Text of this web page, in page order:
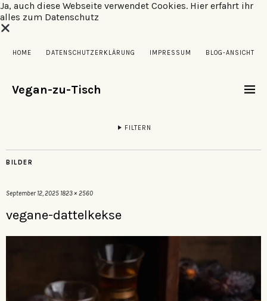
Ja, auch diese Webseite verwendet Cookies. Hier erfahrt ihr
alles zum Datenschutz
HOME DATENSCHUTZERKLÄRUNG IMPRESSUM BLOG-ANSICHT
Vegan-zu-Tisch
FILTERN
BILDER
September 12, 2025 1823 × 2560
vegane-dattelkekse